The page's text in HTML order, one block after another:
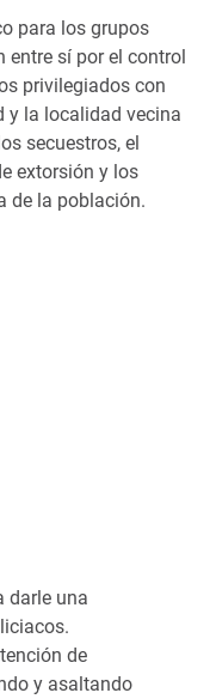
para los grupos
entre sí por el control
privilegiados con
y la localidad vecina
secuestros, el
extorsión y los
de la población.
darle una
de
y asaltando